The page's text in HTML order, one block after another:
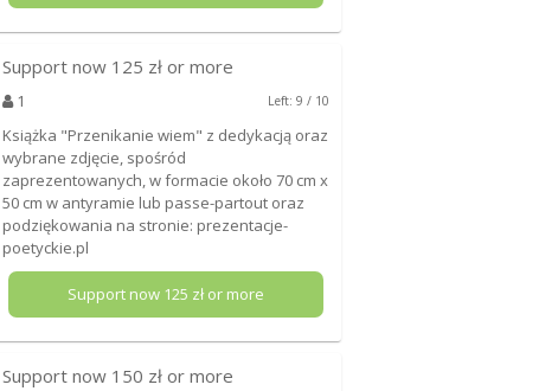
Support now 125 zł or more
1 Left: 9 / 10
Książka "Przenikanie wiem" z dedykacją oraz
wybrane zdjęcie, spośród
zaprezentowanych, w formacie około 70 cm x
50 cm w antyramie lub passe-partout oraz
podziękowania na stronie: prezentacje-
poetyckie.pl
Support now 125 zł or more
Support now 150 zł or more